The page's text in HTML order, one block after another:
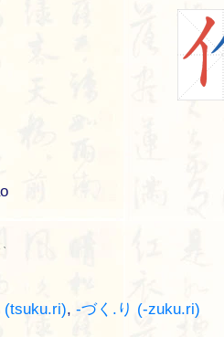
(tsuku.ri), -づく.り (-zuku.ri)